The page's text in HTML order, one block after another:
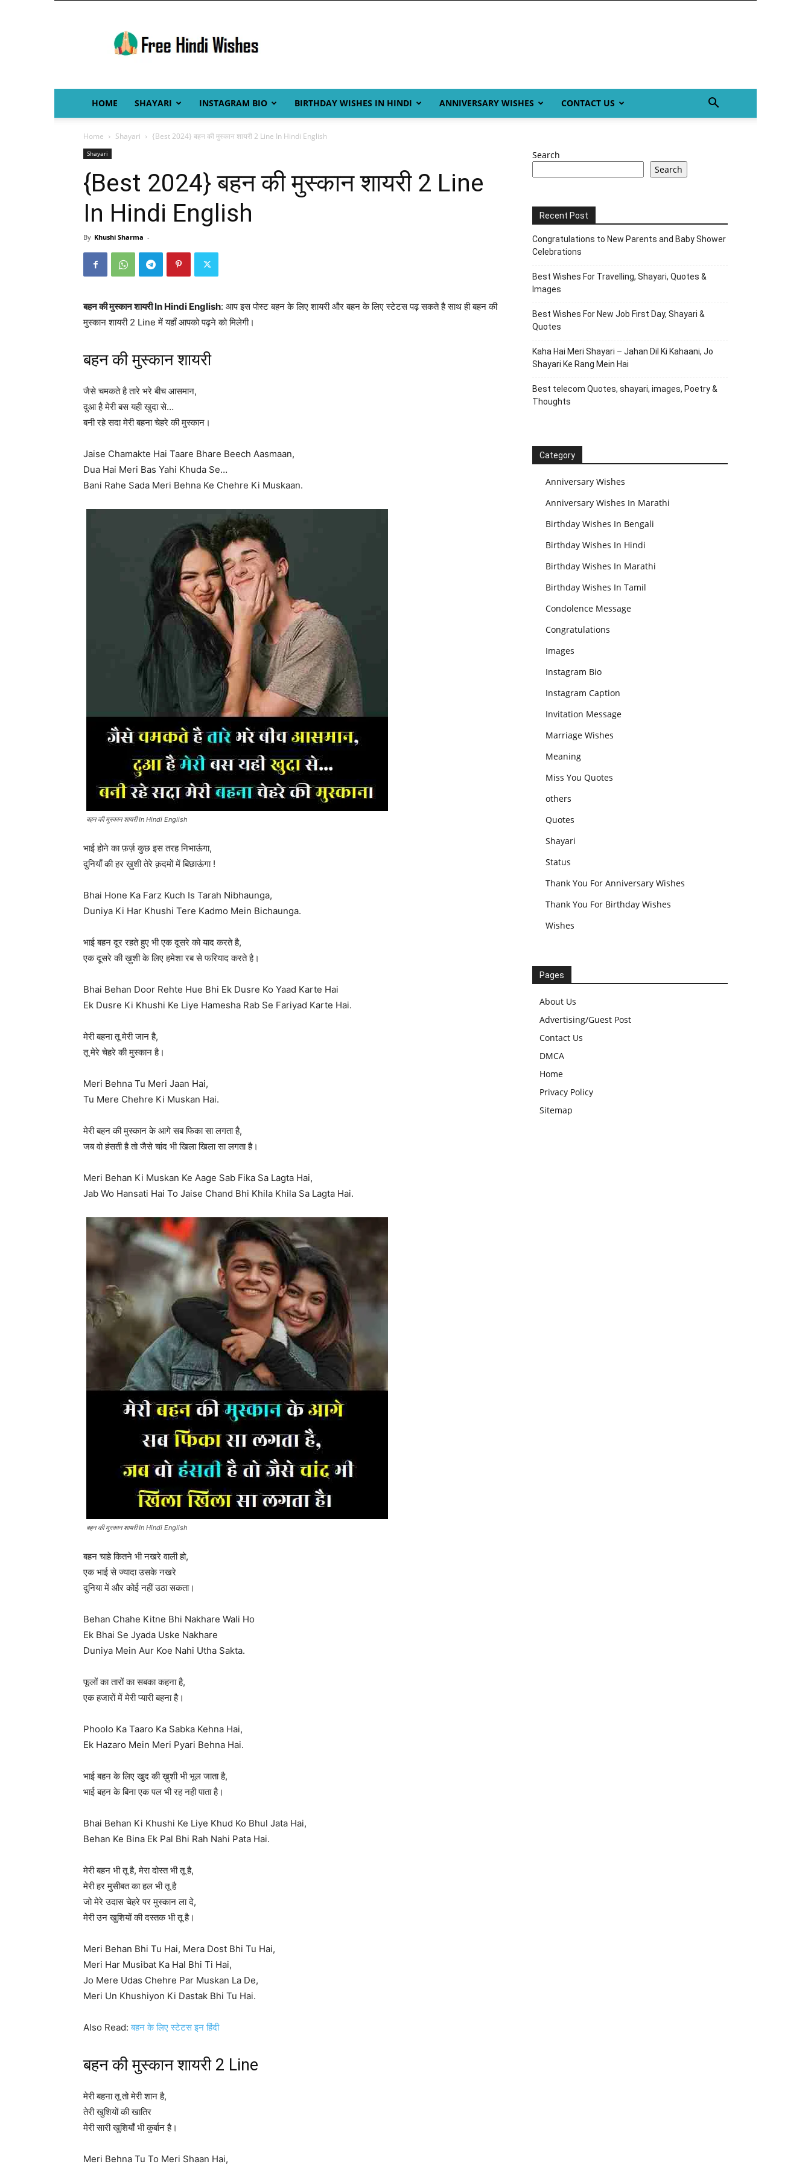
Hindi
Wishes
HOME SHAYARI INSTAGRAM BIO BIRTHDAY WISHES IN HINDI ANNIVERSARY WISHES CONTACT US
Home Shayari {Best 2024} बहन की मुस्कान शायरी 2 Line In Hindi English
Shayari
{Best 2024} बहन की मुस्कान शायरी 2 Line
In Hindi English
By Khushi Sharma -
बहन की मुस्कान शायरी In Hindi English: आप इस पोस्ट बहन के लिए शायरी और बहन के लिए स्टेटस पढ़ सकते है साथ ही बहन की
मुस्कान शायरी 2 Line में यहाँ आपको पढ़ने को मिलेगी।
बहन की मुस्कान शायरी
जैसे चमकते है तारे भरे बीच आसमान,
दुआ है मेरी बस यही खुदा से…
बनी रहे सदा मेरी बहना चेहरे की मुस्कान।
Jaise Chamakte Hai Taare Bhare Beech Aasmaan,
Dua Hai Meri Bas Yahi Khuda Se…
Bani Rahe Sada Meri Behna Ke Chehre Ki Muskaan.
बहन की मुस्कान शायरी In Hindi English
भाई होने का फ़र्ज़ कुछ इस तरह निभाऊंगा,
दुनियाँ की हर ख़ुशी तेरे क़दमों में बिछाऊंगा !
Bhai Hone Ka Farz Kuch Is Tarah Nibhaunga,
Duniya Ki Har Khushi Tere Kadmo Mein Bichaunga.
भाई बहन दूर रहते हुए भी एक दूसरे को याद करते है,
एक दूसरे की ख़ुशी के लिए हमेशा रब से फरियाद करते है।
Bhai Behan Door Rehte Hue Bhi Ek Dusre Ko Yaad Karte Hai
Ek Dusre Ki Khushi Ke Liye Hamesha Rab Se Fariyad Karte Hai.
मेरी बहना तू मेरी जान है,
तू मेरे चेहरे की मुस्कान है।
Meri Behna Tu Meri Jaan Hai,
Tu Mere Chehre Ki Muskan Hai.
मेरी बहन की मुस्कान के आगे सब फिका सा लगता है,
जब वो हंसती है तो जैसे चांद भी खिला खिला सा लगता है।
Meri Behan Ki Muskan Ke Aage Sab Fika Sa Lagta Hai,
Jab Wo Hansati Hai To Jaise Chand Bhi Khila Khila Sa Lagta Hai.
बहन की मुस्कान शायरी In Hindi English
बहन चाहे कितने भी नखरे वाली हो,
एक भाई से ज्यादा उसके नखरे
दुनिया में और कोई नहीं उठा सकता।
Behan Chahe Kitne Bhi Nakhare Wali Ho
Ek Bhai Se Jyada Uske Nakhare
Duniya Mein Aur Koe Nahi Utha Sakta.
फूलों का तारों का सबका कहना है,
एक हजारों में मेरी प्यारी बहना है।
Phoolo Ka Taaro Ka Sabka Kehna Hai,
Ek Hazaro Mein Meri Pyari Behna Hai.
भाई बहन के लिए खुद की ख़ुशी भी भूल जाता है,
भाई बहन के बिना एक पल भी रह नही पाता है।
Bhai Behan Ki Khushi Ke Liye Khud Ko Bhul Jata Hai,
Behan Ke Bina Ek Pal Bhi Rah Nahi Pata Hai.
मेरी बहन भी तू है, मेरा दोस्त भी तू है,
मेरी हर मुसीबत का हल भी तू है
जो मेरे उदास चेहरे पर मुस्कान ला दे,
मेरी उन खुशियों की दस्तक भी तू है।
Meri Behan Bhi Tu Hai, Mera Dost Bhi Tu Hai,
Meri Har Musibat Ka Hal Bhi Ti Hai,
Jo Mere Udas Chehre Par Muskan La De,
Meri Un Khushiyon Ki Dastak Bhi Tu Hai.
Also Read:बहन के लिए स्टेटस इन हिंदी
बहन की मुस्कान शायरी 2 Line
मेरी बहना तू तो मेरी शान है,
तेरी खुशियों की खातिर
मेरी सारी खुशियाँ भी कुर्बान है।
Meri Behna Tu To Meri Shaan Hai,
Search
Search
Recent Post
Congratulations to New Parents and Baby Shower
Celebrations
Best Wishes For Travelling, Shayari, Quotes &
Images
Best Wishes For New Job First Day, Shayari &
Quotes
Kaha Hai Meri Shayari – Jahan Dil Ki Kahaani, Jo
Shayari Ke Rang Mein Hai
Best telecom Quotes, shayari, images, Poetry &
Thoughts
Category
Anniversary Wishes
Anniversary Wishes In Marathi
Birthday Wishes In Bengali
Birthday Wishes In Hindi
Birthday Wishes In Marathi
Birthday Wishes In Tamil
Condolence Message
Congratulations
Images
Instagram Bio
Instagram Caption
Invitation Message
Marriage Wishes
Meaning
Miss You Quotes
others
Quotes
Shayari
Status
Thank You For Anniversary Wishes
Thank You For Birthday Wishes
Wishes
Pages
About Us
Advertising/Guest Post
Contact Us
DMCA
Home
Privacy Policy
Sitemap